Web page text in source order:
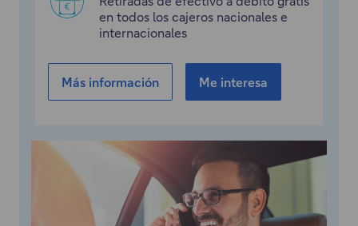
en todos los cajeros nacionales e
internacionales
Más información Me interesa
"
l
a